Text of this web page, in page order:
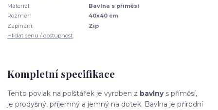
Materiál:
Bavlna s příměsí
Rozměr:
40x40 cm
Zapínání:
Zip
Hlídat cenu / dostupnost
Kompletní specifikace
Tento povlak na polštářek je vyroben z bavlny s příměsí,
je prodyšný, příjemný a jemný na dotek. Bavlna je přírodní